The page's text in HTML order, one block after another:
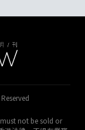
not be sold or